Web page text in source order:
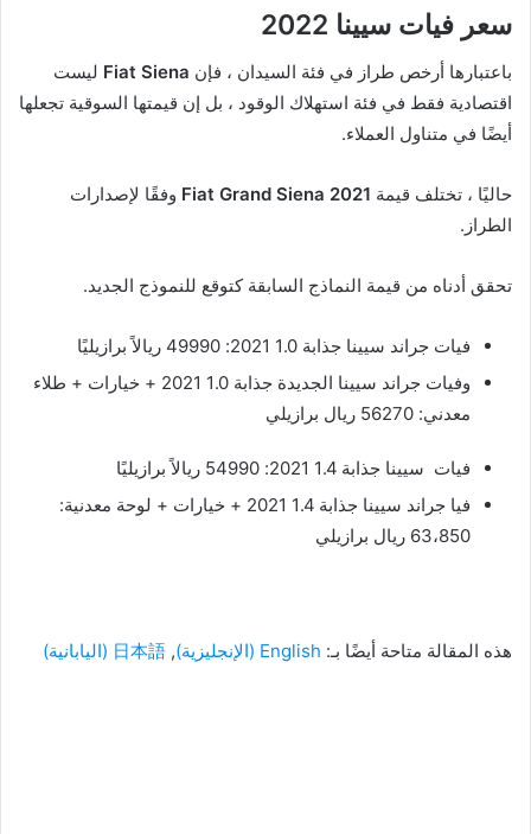
سعر فيات سيينا 2022
باعتبارها أرخص طراز في فئة السيدان ، فإن Fiat Siena ليست
اقتصادية فقط في فئة استهلاك الوقود ، بل إن قيمتها السوقية تجعلها
أيضًا في متناول العملاء.
حاليًا ، تختلف قيمة Fiat Grand Siena 2021 وفقًا لإصدارات
الطراز.
تحقق أدناه من قيمة النماذج السابقة كتوقع للنموذج الجديد.
فيات جراند سيينا جذابة 1.0 2021: 49990 ريالاً برازيليًا
وفيات جراند سيينا الجديدة جذابة 1.0 2021 + خيارات + طلاء
معدني: 56270 ريال برازيلي
فيات سيينا جذابة 1.4 2021: 54990 ريالاً برازيليًا
فيا جراند سيينا جذابة 1.4 2021 + خيارات + لوحة معدنية:
63،850 ريال برازيلي
هذه المقالة متاحة أيضًا بـ: English
(الإنجليزية)
日本語
(اليابانية)